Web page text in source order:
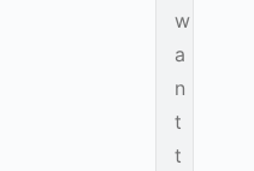
w
a
n
t
t